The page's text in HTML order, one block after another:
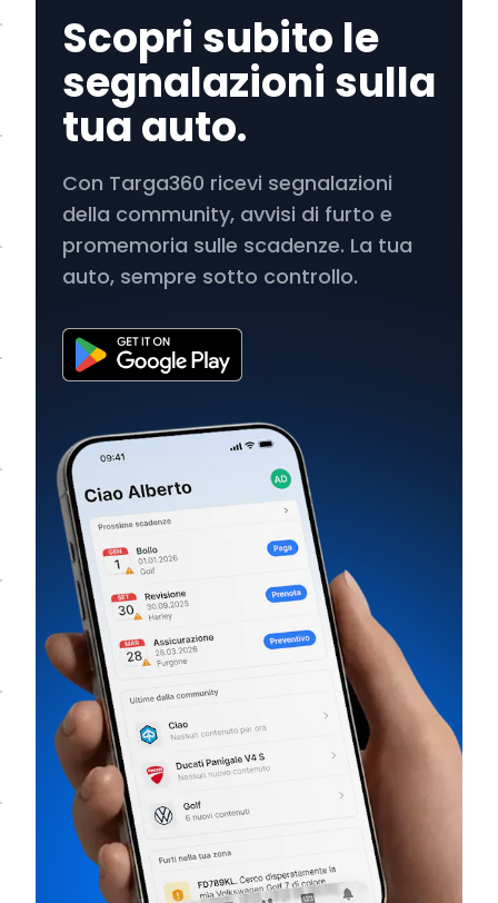
Scopri subito le
segnalazioni sulla
tua auto.
Con Targa360 ricevi segnalazioni
della community, avvisi di furto e
promemoria sulle scadenze. La tua
auto, sempre sotto controllo.